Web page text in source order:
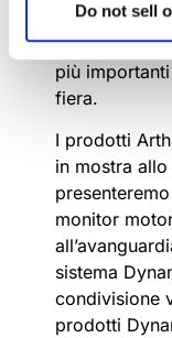
Do not sell
Orlando,
partecipanti
più
fiera.
I prodotti
in mostra
monitor
sistema
condivisione
prodotti